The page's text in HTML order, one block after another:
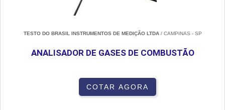
TESTO DO BRASIL INSTRUMENTOS DE MEDIÇÃO LTDA/ CAMPINAS - SP
ANALISADOR DE GASES DE COMBUSTÃO
COTAR AGORA